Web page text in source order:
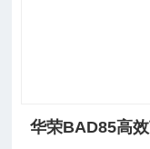
华荣BAD85高